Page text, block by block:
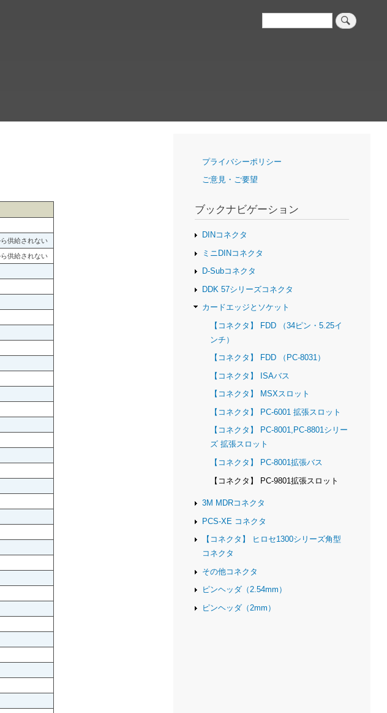
検
索
供給されない
供給されない
ナ
ゲ
シ
ョ
ン
プライバシーポリシー
ご意見・ご要望
ブックナビゲーション
DINコネクタ
ミニDINコネクタ
D-Subコネクタ
DDK 57シリーズコネクタ
カードエッジとソケット
【コネクタ】 FDD （34ピン・5.25イ
ンチ）
【コネクタ】 FDD （PC-8031）
【コネクタ】 ISAバス
【コネクタ】 MSXスロット
【コネクタ】 PC-6001 拡張スロット
【コネクタ】 PC-8001,PC-8801シリー
ズ 拡張スロット
【コネクタ】 PC-8001拡張バス
【コネクタ】 PC-9801拡張スロット
3M MDRコネクタ
PCS-XE コネクタ
【コネクタ】 ヒロセ1300シリーズ角型
コネクタ
その他コネクタ
ピンヘッダ（2.54mm）
ピンヘッダ（2mm）